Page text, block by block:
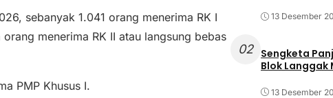
sebanyak 1.041 orang menerima RK I
menerima RK II atau langsung bebas
PMP Khusus I.
13 Desember
02
Sengketa
Blok Langgak
13 Desember